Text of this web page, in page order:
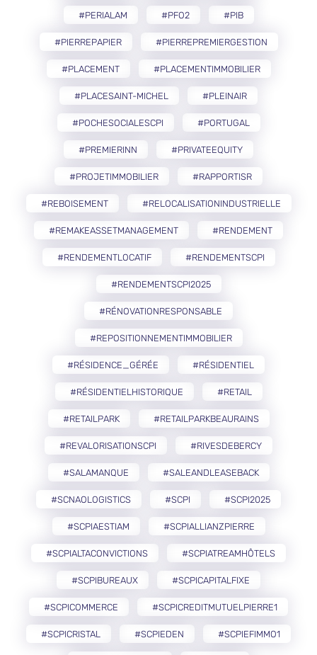
#PERIALAM #PFO2 #PIB
#PIERREPAPIER #PIERREPREMIERGESTION
#PLACEMENT #PLACEMENTIMMOBILIER
#PLACESAINT-MICHEL #PLEINAIR
#POCHESOCIALESCPI #PORTUGAL
#PREMIERINN #PRIVATEEQUITY
#PROJETIMMOBILIER #RAPPORTISR
#REBOISEMENT #RELOCALISATIONINDUSTRIELLE
#REMAKEASSETMANAGEMENT #RENDEMENT
#RENDEMENTLOCATIF #RENDEMENTSCPI
#RENDEMENTSCPI2025
#RÉNOVATIONRESPONSABLE
#REPOSITIONNEMENTIMMOBILIER
#RÉSIDENCE_GÉRÉE #RÉSIDENTIEL
#RÉSIDENTIELHISTORIQUE #RETAIL
#RETAILPARK #RETAILPARKBEAURAINS
#REVALORISATIONSCPI #RIVESDEBERCY
#SALAMANQUE #SALEANDLEASEBACK
#SCNAOLOGISTICS #SCPI #SCPI2025
#SCPIAESTIAM #SCPIALLIANZPIERRE
#SCPIALTACONVICTIONS #SCPIATREAMHÔTELS
#SCPIBUREAUX #SCPICAPITALFIXE
#SCPICOMMERCE #SCPICREDITMUTUELPIERRE1
#SCPICRISTAL #SCPIEDEN #SCPIEFIMMO1